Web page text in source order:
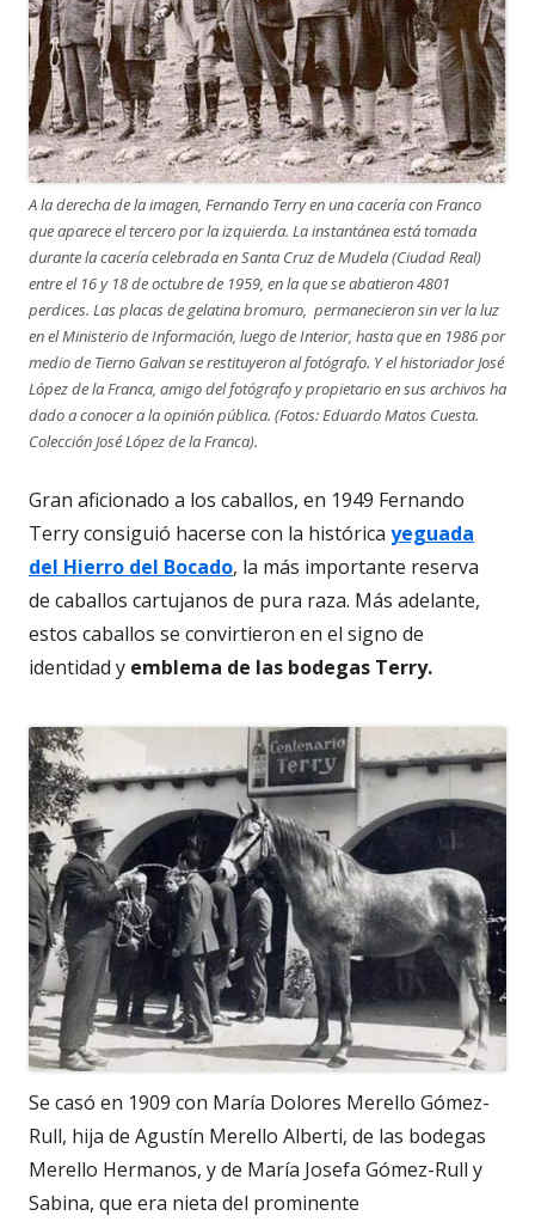
A la derecha de la imagen, Fernando Terry en una cacería con Franco
que aparece el tercero por la izquierda. La instantánea está tomada
durante la cacería celebrada en Santa Cruz de Mudela (Ciudad Real)
entre el 16 y 18 de octubre de 1959, en la que se abatieron 4801
perdices. Las placas de gelatina bromuro, permanecieron sin ver la luz
en el Ministerio de Información, luego de Interior, hasta que en 1986 por
medio de Tierno Galvan se restituyeron al fotógrafo. Y el historiador José
López de la Franca, amigo del fotógrafo y propietario en sus archivos ha
dado a conocer a la opinión pública. (Fotos: Eduardo Matos Cuesta.
Colección José López de la Franca).
Gran aficionado a los caballos, en 1949 Fernando
Terry consiguió hacerse con la histórica yeguada
del Hierro del Bocado, la más importante reserva
de caballos cartujanos de pura raza. Más adelante,
estos caballos se convirtieron en el signo de
identidad y emblema de las bodegas Terry.
Se casó en 1909 con María Dolores Merello Gómez-
Rull, hija de Agustín Merello Alberti, de las bodegas
Merello Hermanos, y de María Josefa Gómez-Rull y
Sabina, que era nieta del prominente